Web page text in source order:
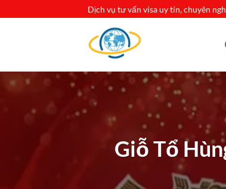
Dịch vụ tư vấn visa uy tín, chuyên
Giỗ Tổ